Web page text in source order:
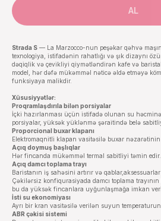
AL
Strada S — La Marzocco-nun peşəkar qəhvə
texnologiya, istifadənin rahatlığı və şık dizaynı
dəqiqlik və çevikliyi qiymətləndirən kafe və
model, hər dəfə mükəmməl nəticə əldə etməyə
funksiyaya malikdir.
Xüsusiyyətlər:
Proqramlaşdırıla bilən porsiyalar
İçki hazırlanması üçün istifadə olunan su
porsiyalar, yüksək yüklənmə şəraitində belə
Proporcional buxar klapanı
Elektromaqnitli klapan vasitəsilə buxar nəzarətinin
Açıq doymuş başlıqlar
Hər fincanda mükəmməl termal sabitliyi təmin edir.
Açıq damcı toplama trayı
Baristanın iş sahəsini artırır və
Çəkilərsiz konfiqurasiyada damcı toplama
bu da yüksək fincanlara uyğunlaşmağa imkan
İsti su ekonomiyası
Ayrı bir kran vasitəsilə verilən suyun
ABR çəkisi sistemi